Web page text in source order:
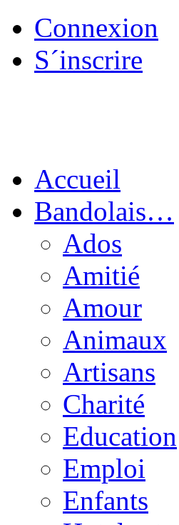
Connexion
S´inscrire
Accueil
Bandolais…
Ados
Amitié
Amour
Animaux
Artisans
Charité
Education
Emploi
Enfants